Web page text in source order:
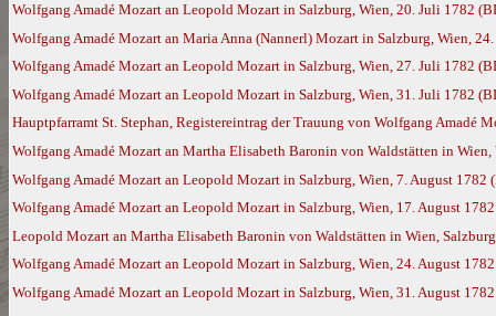
Wolfgang Amadé Mozart an Leopold Mozart in Salzburg, Wien, 20. Juli 1782
Wolfgang Amadé Mozart an Maria Anna (Nannerl) Mozart in Salzburg, Wien,
Wolfgang Amadé Mozart an Leopold Mozart in Salzburg, Wien, 27. Juli 1782
Wolfgang Amadé Mozart an Leopold Mozart in Salzburg, Wien, 31. Juli 1782
Hauptpfarramt St. Stephan, Registereintrag der Trauung von Wolfgang Amadé
Wolfgang Amadé Mozart an Martha Elisabeth Baronin von Waldstätten in
Wolfgang Amadé Mozart an Leopold Mozart in Salzburg, Wien, 7. August 1782
Wolfgang Amadé Mozart an Leopold Mozart in Salzburg, Wien, 17. August
Leopold Mozart an Martha Elisabeth Baronin von Waldstätten in Wien,
Wolfgang Amadé Mozart an Leopold Mozart in Salzburg, Wien, 24. August
Wolfgang Amadé Mozart an Leopold Mozart in Salzburg, Wien, 31. August